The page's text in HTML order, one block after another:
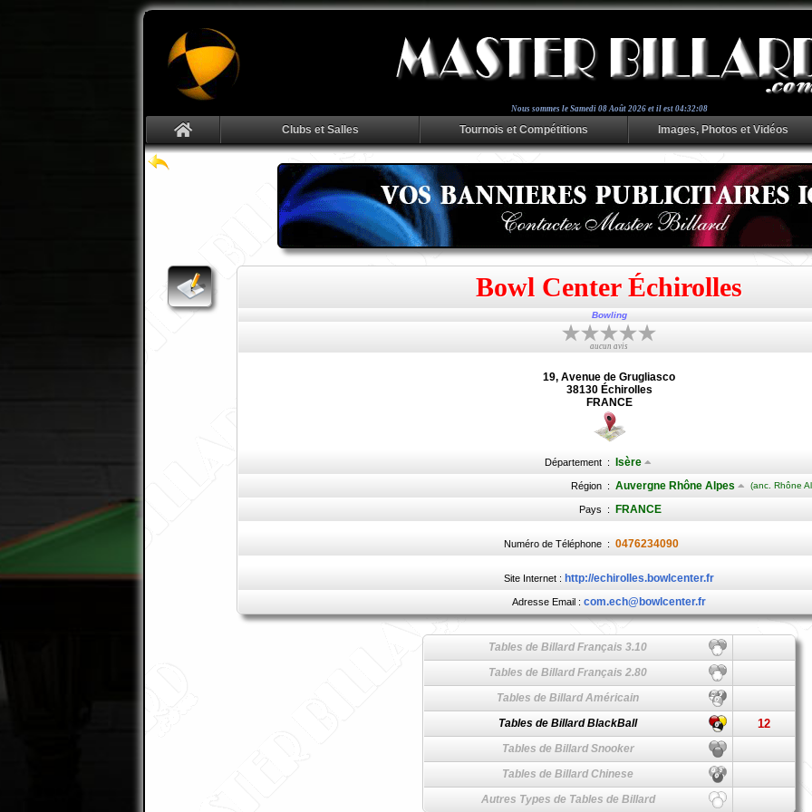
Nous sommes le Samedi 08 Août 2026 et il est 04:32:08
Clubs et Salles Tournois et Compétitions Images, Photos et Vidéos
Bowl Center Échirolles
Bowling
aucun avis
19, Avenue de Grugliasco
38130 Échirolles
FRANCE
Département : Isère
Région : Auvergne Rhône Alpes (anc. Rhône
Pays : FRANCE
Numéro de Téléphone : 0476234090
Site Internet : http://echirolles.bowlcenter.fr
Adresse Email : com.ech@bowlcenter.fr
Tables de Billard Français 3.10
Tables de Billard Français 2.80
Tables de Billard Américain
Tables de Billard BlackBall
12
Tables de Billard Snooker
Tables de Billard Chinese
Autres Types de Tables de Billard